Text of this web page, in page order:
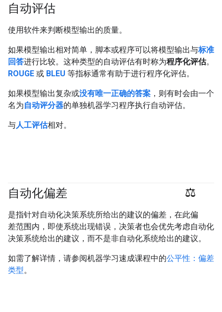
自动评估
使用软件来判断模型输出的质量。
如果模型输出相对简单，脚本或程序可以将模型输出与标准
回答进行比较。这种类型的自动评估有时称为程序化评估。
ROUGE 或 BLEU 等指标通常有助于进行程序化评估。
如果模型输出复杂或没有唯一正确的答案 ，则有时会由一个
名为自动评分器的单独机器学习程序执行自动评估。
与人工评估相对。
自动化偏差
是指针对自动化决策系统所给出的建议的偏差，在此偏
差范围内，即使系统出现错误，决策者也会优先考虑自动化
决策系统给出的建议，而不是非自动化系统给出的建议。
如需了解详情，请参阅机器学习速成课程中的公平性：偏差
类型。